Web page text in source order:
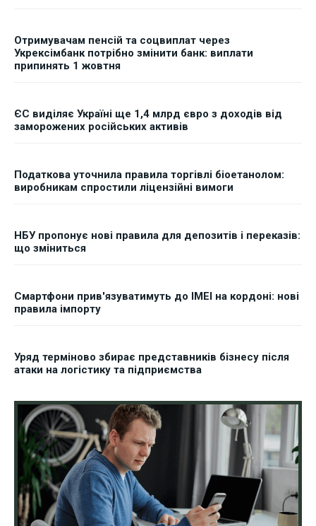
Отримувачам пенсій та соцвиплат через
Укрексімбанк потрібно змінити банк: виплати
припинять 1 жовтня
ЄС виділяє Україні ще 1,4 млрд євро з доходів від
заморожених російських активів
Податкова уточнила правила торгівлі біоетанолом:
виробникам спростили ліцензійні вимоги
НБУ пропонує нові правила для депозитів і переказів:
що зміниться
Смартфони прив'язуватимуть до IMEI на кордоні: нові
правила імпорту
Уряд терміново збирає представників бізнесу після
атаки на логістику та підприємства